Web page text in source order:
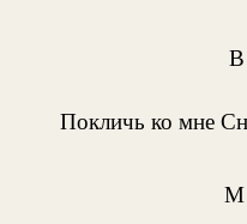
Покличь ко мне